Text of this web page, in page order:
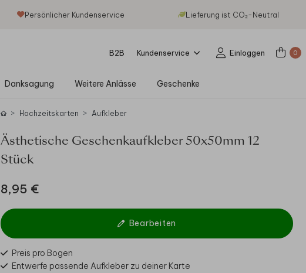
Persönlicher Kundenservice Lieferung ist CO₂-Neutral
B2B Kundenservice Einloggen 0
Danksagung Weitere Anlässe Geschenke
Hochzeitskarten Aufkleber
Ästhetische Geschenkaufkleber 50x50mm 12
Stück
8,95 €
Bearbeiten
Preis pro Bogen
Entwerfe passende Aufkleber zu deiner Karte